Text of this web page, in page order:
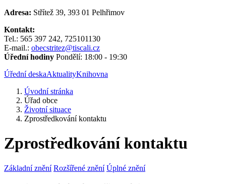
Adresa: Střítež 39, 393 01 Pelhřimov
Kontakt:
Tel.: 565 397 242, 725101130
E-mail.: obecstritez@tiscali.cz
Úřední hodiny Pondělí: 18:00 - 19:30
Úřední deskaAktualityKnihovna
Úvodní stránka
Úřad obce
Životní situace
Zprostředkování kontaktu
Zprostředkování kontaktu
Základní znění Rozšířené znění Úplné znění